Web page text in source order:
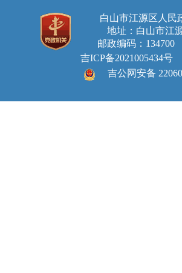
白山市江源区人
地址：白山市江
邮政编码：134700
吉ICP备2021005434号
吉公网安备